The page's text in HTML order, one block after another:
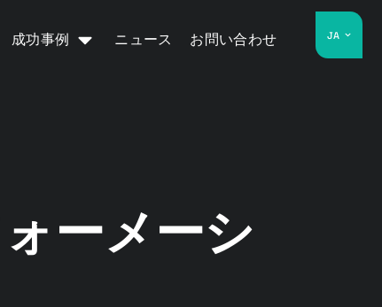
成功事例 ニュース お問い合わせ JA
ーメーシ